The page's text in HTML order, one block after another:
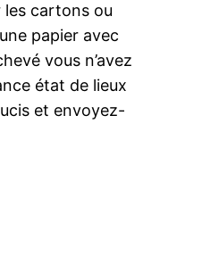
les cartons ou
papier avec
vous n’avez
état de lieux
et envoyez-